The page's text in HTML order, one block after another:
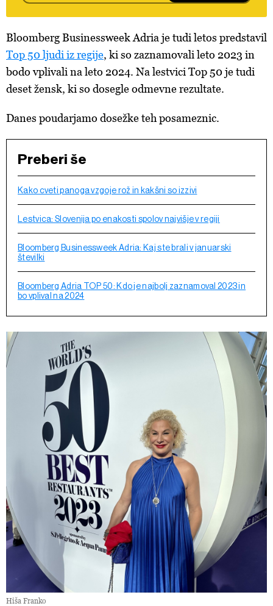
Bloomberg Businessweek Adria je tudi letos predstavil
Top 50 ljudi iz regije, ki so zaznamovali leto 2023 in
bodo vplivali na leto 2024. Na lestvici Top 50 je tudi
deset žensk, ki so dosegle odmevne rezultate.
Danes poudarjamo dosežke teh posameznic.
Preberi še
Kako cveti panoga vzgoje rož in kakšni so izzivi
Lestvica: Slovenija po enakosti spolov najvišje v regiji
Bloomberg Businessweek Adria: Kaj ste brali v januarski
številki
Bloomberg Adria TOP 50: Kdo je najbolj zaznamoval 2023 in
bo vplival na 2024
Hiša Franko